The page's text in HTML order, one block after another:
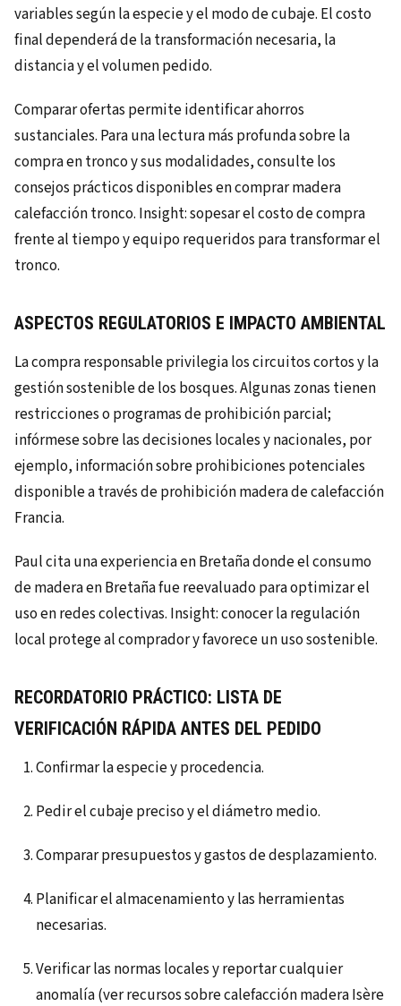
variables según la especie y el modo de cubaje. El costo
final dependerá de la transformación necesaria, la
distancia y el volumen pedido.
Comparar ofertas permite identificar ahorros
sustanciales. Para una lectura más profunda sobre la
compra en tronco y sus modalidades, consulte los
consejos prácticos disponibles en comprar madera
calefacción tronco. Insight: sopesar el costo de compra
frente al tiempo y equipo requeridos para transformar el
tronco.
ASPECTOS REGULATORIOS E IMPACTO AMBIENTAL
La compra responsable privilegia los circuitos cortos y la
gestión sostenible de los bosques. Algunas zonas tienen
restricciones o programas de prohibición parcial;
infórmese sobre las decisiones locales y nacionales, por
ejemplo, información sobre prohibiciones potenciales
disponible a través de prohibición madera de calefacción
Francia.
Paul cita una experiencia en Bretaña donde el consumo
de madera en Bretaña fue reevaluado para optimizar el
uso en redes colectivas. Insight: conocer la regulación
local protege al comprador y favorece un uso sostenible.
RECORDATORIO PRÁCTICO: LISTA DE
VERIFICACIÓN RÁPIDA ANTES DEL PEDIDO
Confirmar la especie y procedencia.
Pedir el cubaje preciso y el diámetro medio.
Comparar presupuestos y gastos de desplazamiento.
Planificar el almacenamiento y las herramientas
necesarias.
Verificar las normas locales y reportar cualquier
anomalía (ver recursos sobre calefacción madera Isère